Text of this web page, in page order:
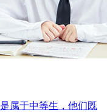
属于中等生，他们既